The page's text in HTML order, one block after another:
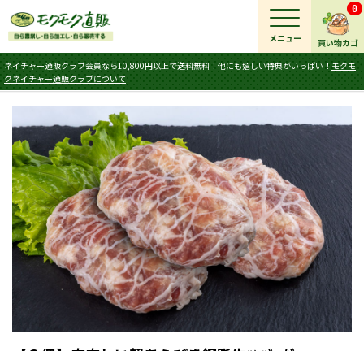
買い物カゴ
0
ネイチャー通販クラブ会員なら10,800円以上で送料無料！他にも嬉しい特典がいっぱい！ モクモ
クネイチャー通販クラブについて
メニュー